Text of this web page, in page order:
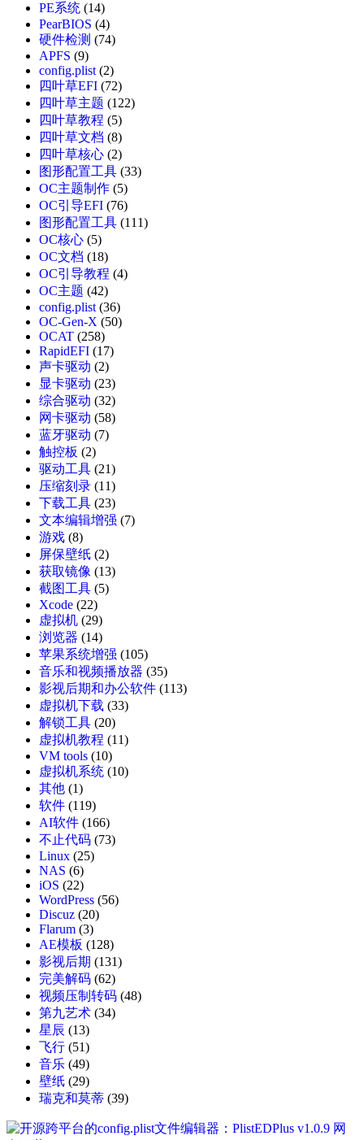
PE系统 (14)
PearBIOS (4)
硬件检测 (74)
APFS (9)
config.plist(2)
四叶草EFI (72)
四叶草主题 (122)
四叶草教程 (5)
四叶草文档 (8)
四叶草核心 (2)
图形配置工具 (33)
OC主题制作 (5)
OC引导EFI (76)
图形配置工具 (111)
OC核心 (5)
OC文档 (18)
OC引导教程 (4)
OC主题 (42)
config.plist(36)
OC-Gen-X (50)
OCAT (258)
RapidEFI (17)
声卡驱动 (2)
显卡驱动 (23)
综合驱动 (32)
网卡驱动 (58)
蓝牙驱动 (7)
触控板 (2)
驱动工具 (21)
压缩刻录 (11)
下载工具 (23)
文本编辑增强 (7)
游戏 (8)
屏保壁纸 (2)
获取镜像 (13)
截图工具 (5)
Xcode (22)
虚拟机 (29)
浏览器 (14)
苹果系统增强 (105)
音乐和视频播放器 (35)
影视后期和办公软件 (113)
虚拟机下载 (33)
解锁工具 (20)
虚拟机教程 (11)
VM tools (10)
虚拟机系统 (10)
其他 (1)
软件 (119)
AI软件 (166)
不止代码 (73)
Linux (25)
NAS (6)
iOS (22)
WordPress (56)
Discuz (20)
Flarum (3)
AE模板 (128)
影视后期 (131)
完美解码 (62)
视频压制转码 (48)
第九艺术 (34)
星辰 (13)
飞行 (51)
音乐 (49)
壁纸 (29)
瑞克和莫蒂 (39)